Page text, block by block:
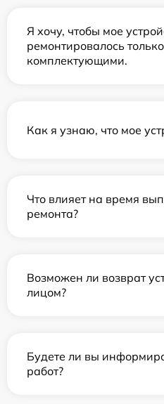
Я хочу, чтобы мое
ремонтировалось
комплектующими.
Как я узнаю, что мое
Что влияет на время
ремонта?
Возможен ли возврат
лицом?
Будете ли вы
работ?